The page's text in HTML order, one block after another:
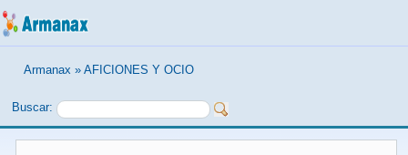
Armanax » AFICIONES Y OCIO
Buscar: